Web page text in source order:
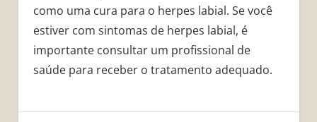
como uma cura para o herpes labial. Se você
estiver com sintomas de herpes labial, é
importante consultar um profissional de
saúde para receber o tratamento adequado.